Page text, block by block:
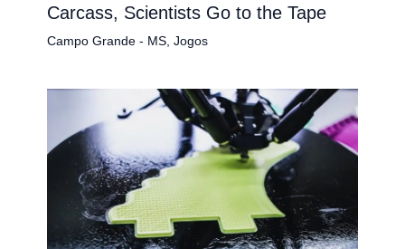
Carcass, Scientists Go to the Tape
Campo Grande - MS, Jogos